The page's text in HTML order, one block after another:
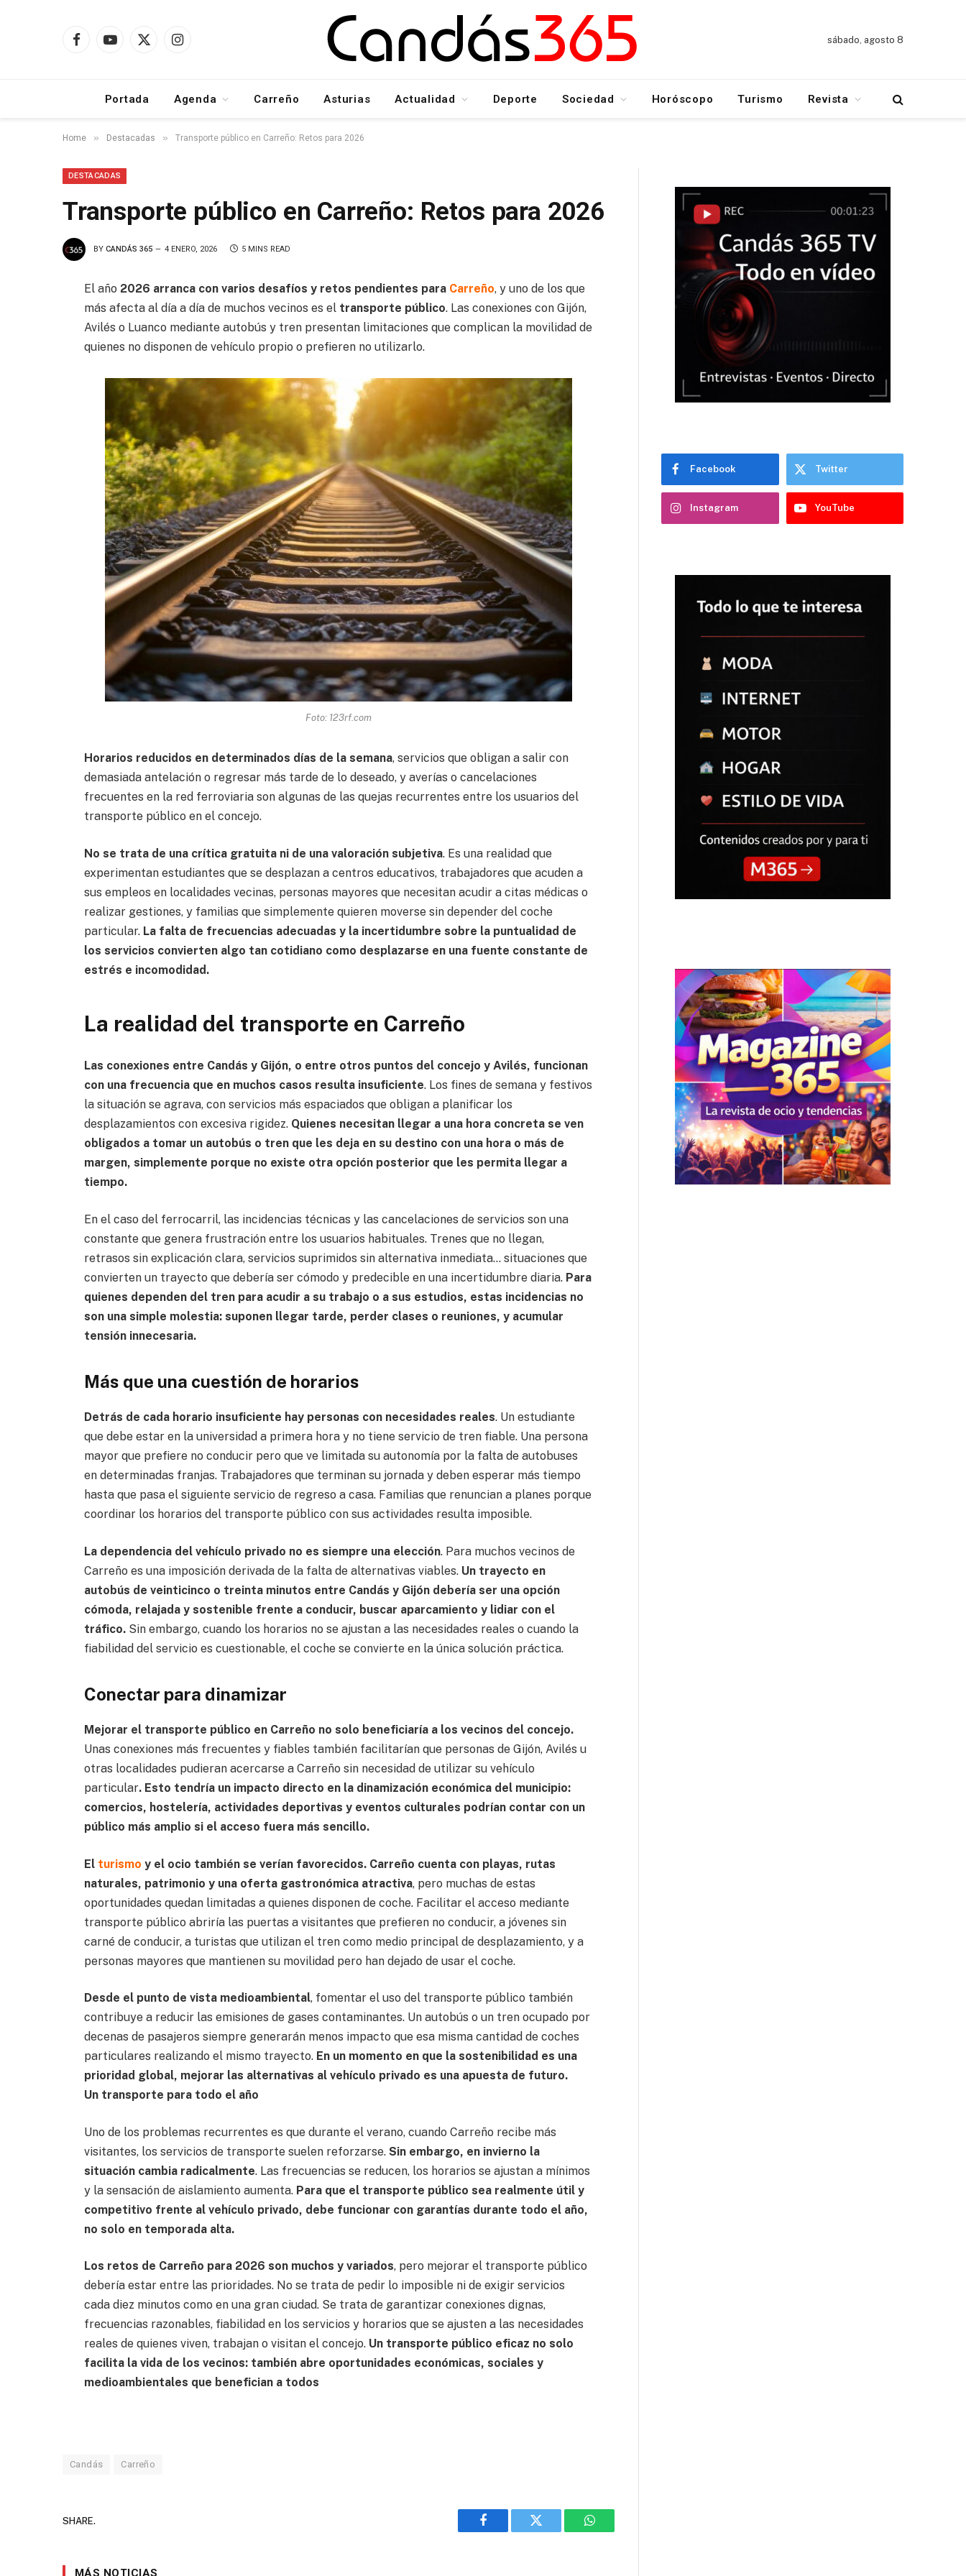
FacebookYouTube
X
Instagram
sábado, agosto 8
Portada Agenda Carreño Asturias Actualidad Deporte Sociedad Horóscopo Turismo Revista
Home » Destacadas » Transporte público en Carreño: Retos para 2026
DESTACADAS
Transporte público en Carreño: Retos para 2026
BY CANDÁS 365 4 ENERO, 2026 5 MINS READ
El año 2026 arranca con varios desafíos y retos pendientes para Carreño, y uno de los que
más afecta al día a día de muchos vecinos es el transporte público. Las conexiones con Gijón,
Avilés o Luanco mediante autobús y tren presentan limitaciones que complican la movilidad de
quienes no disponen de vehículo propio o prefieren no utilizarlo.
Foto: 123rf.com
Horarios reducidos en determinados días de la semana, servicios que obligan a salir con
demasiada antelación o regresar más tarde de lo deseado, y averías o cancelaciones
frecuentes en la red ferroviaria son algunas de las quejas recurrentes entre los usuarios del
transporte público en el concejo.
No se trata de una crítica gratuita ni de una valoración subjetiva. Es una realidad que
experimentan estudiantes que se desplazan a centros educativos, trabajadores que acuden a
sus empleos en localidades vecinas, personas mayores que necesitan acudir a citas médicas o
realizar gestiones, y familias que simplemente quieren moverse sin depender del coche
particular. La falta de frecuencias adecuadas y la incertidumbre sobre la puntualidad de
los servicios convierten algo tan cotidiano como desplazarse en una fuente constante de
estrés e incomodidad.
La realidad del transporte en Carreño
Las conexiones entre Candás y Gijón, o entre otros puntos del concejo y Avilés, funcionan
con una frecuencia que en muchos casos resulta insuficiente. Los fines de semana y festivos
la situación se agrava, con servicios más espaciados que obligan a planificar los
desplazamientos con excesiva rigidez. Quienes necesitan llegar a una hora concreta se ven
obligados a tomar un autobús o tren que les deja en su destino con una hora o más de
margen, simplemente porque no existe otra opción posterior que les permita llegar a
tiempo.
En el caso del ferrocarril, las incidencias técnicas y las cancelaciones de servicios son una
constante que genera frustración entre los usuarios habituales. Trenes que no llegan,
retrasos sin explicación clara, servicios suprimidos sin alternativa inmediata… situaciones que
convierten un trayecto que debería ser cómodo y predecible en una incertidumbre diaria. Para
quienes dependen del tren para acudir a su trabajo o a sus estudios, estas incidencias no
son una simple molestia: suponen llegar tarde, perder clases o reuniones, y acumular
tensión innecesaria.
Más que una cuestión de horarios
Detrás de cada horario insuficiente hay personas con necesidades reales. Un estudiante
que debe estar en la universidad a primera hora y no tiene servicio de tren fiable. Una persona
mayor que prefiere no conducir pero que ve limitada su autonomía por la falta de autobuses
en determinadas franjas. Trabajadores que terminan su jornada y deben esperar más tiempo
hasta que pasa el siguiente servicio de regreso a casa. Familias que renuncian a planes porque
coordinar los horarios del transporte público con sus actividades resulta imposible.
La dependencia del vehículo privado no es siempre una elección. Para muchos vecinos de
Carreño es una imposición derivada de la falta de alternativas viables. Un trayecto en
autobús de veinticinco o treinta minutos entre Candás y Gijón debería ser una opción
cómoda, relajada y sostenible frente a conducir, buscar aparcamiento y lidiar con el
tráfico. Sin embargo, cuando los horarios no se ajustan a las necesidades reales o cuando la
fiabilidad del servicio es cuestionable, el coche se convierte en la única solución práctica.
Conectar para dinamizar
Mejorar el transporte público en Carreño no solo beneficiaría a los vecinos del concejo.
Unas conexiones más frecuentes y fiables también facilitarían que personas de Gijón, Avilés u
otras localidades pudieran acercarse a Carreño sin necesidad de utilizar su vehículo
particular. Esto tendría un impacto directo en la dinamización económica del municipio:
comercios, hostelería, actividades deportivas y eventos culturales podrían contar con un
público más amplio si el acceso fuera más sencillo.
El turismo y el ocio también se verían favorecidos. Carreño cuenta con playas, rutas
naturales, patrimonio y una oferta gastronómica atractiva, pero muchas de estas
oportunidades quedan limitadas a quienes disponen de coche. Facilitar el acceso mediante
transporte público abriría las puertas a visitantes que prefieren no conducir, a jóvenes sin
carné de conducir, a turistas que utilizan el tren como medio principal de desplazamiento, y a
personas mayores que mantienen su movilidad pero han dejado de usar el coche.
Desde el punto de vista medioambiental, fomentar el uso del transporte público también
contribuye a reducir las emisiones de gases contaminantes. Un autobús o un tren ocupado por
decenas de pasajeros siempre generarán menos impacto que esa misma cantidad de coches
particulares realizando el mismo trayecto. En un momento en que la sostenibilidad es una
prioridad global, mejorar las alternativas al vehículo privado es una apuesta de futuro.
Un transporte para todo el año
Uno de los problemas recurrentes es que durante el verano, cuando Carreño recibe más
visitantes, los servicios de transporte suelen reforzarse.Sin embargo, en invierno la
situación cambia radicalmente. Las frecuencias se reducen, los horarios se ajustan a mínimos
y la sensación de aislamiento aumenta. Para que el transporte público sea realmente útil y
competitivo frente al vehículo privado, debe funcionar con garantías durante todo el año,
no solo en temporada alta.
Los retos de Carreño para 2026 son muchos y variados, pero mejorar el transporte público
debería estar entre las prioridades. No se trata de pedir lo imposible ni de exigir servicios
cada diez minutos como en una gran ciudad. Se trata de garantizar conexiones dignas,
frecuencias razonables, fiabilidad en los servicios y horarios que se ajusten a las necesidades
reales de quienes viven, trabajan o visitan el concejo. Un transporte público eficaz no solo
facilita la vida de los vecinos: también abre oportunidades económicas, sociales y
medioambientales que benefician a todos
Candás Carreño
SHARE.
Facebook Twitter WhatsApp
MÁS NOTICIAS
Facebook Twitter
Instagram YouTube